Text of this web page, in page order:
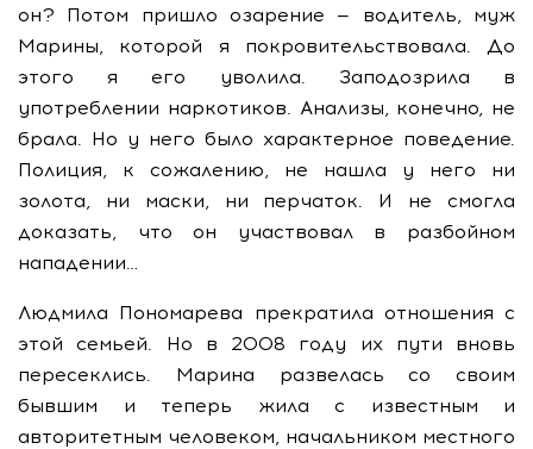
он? Потом пришло озарение — водитель, муж
Марины, которой я покровительствовала. До
этого я его уволила. Заподозрила в
употреблении наркотиков. Анализы, конечно, не
брала. Но у него было характерное поведение.
Полиция, к сожалению, не нашла у него ни
золота, ни маски, ни перчаток. И не смогла
доказать, что он участвовал в разбойном
нападении…
Людмила Пономарева прекратила отношения с
этой семьей. Но в 2008 году их пути вновь
пересеклись. Марина развелась со своим
бывшим и теперь жила с известным и
авторитетным человеком, начальником местного